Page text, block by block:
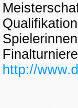
http://